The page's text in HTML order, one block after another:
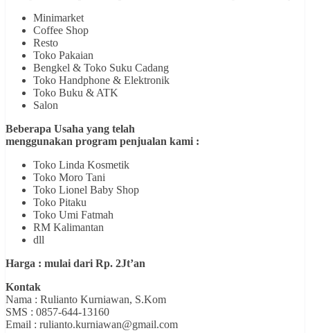
Minimarket
Coffee Shop
Resto
Toko Pakaian
Bengkel & Toko Suku Cadang
Toko Handphone & Elektronik
Toko Buku & ATK
Salon
Beberapa Usaha yang telah
menggunakan program penjualan kami :
Toko Linda Kosmetik
Toko Moro Tani
Toko Lionel Baby Shop
Toko Pitaku
Toko Umi Fatmah
RM Kalimantan
dll
Harga : mulai dari Rp. 2Jt’an
Kontak
Nama : Rulianto Kurniawan, S.Kom
SMS : 0857-644-13160
Email : rulianto.kurniawan@gmail.com